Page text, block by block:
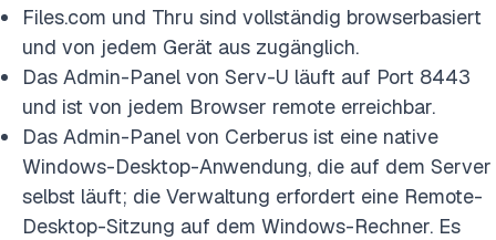
Files.com und Thru sind vollständig browserbasiert
und von jedem Gerät aus zugänglich.
Das Admin-Panel von Serv-U läuft auf Port 8443
und ist von jedem Browser remote erreichbar.
Das Admin-Panel von Cerberus ist eine native
Windows-Desktop-Anwendung, die auf dem Server
selbst läuft; die Verwaltung erfordert eine Remote-
Desktop-Sitzung auf dem Windows-Rechner. Es